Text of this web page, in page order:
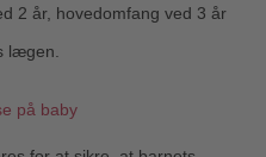
2 år, hovedomfang ved 3 år
lægen.
på baby